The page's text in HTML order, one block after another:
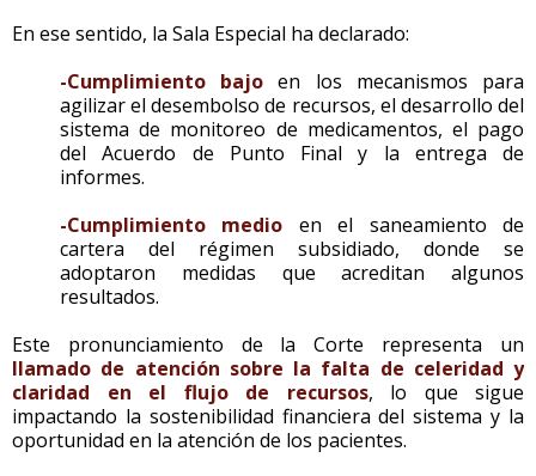
En ese sentido, la Sala Especial ha declarado:
-Cumplimiento bajo en los mecanismos para
agilizar el desembolso de recursos, el desarrollo del
sistema de monitoreo de medicamentos, el pago
del Acuerdo de Punto Final y la entrega de
informes.
-Cumplimiento medio en el saneamiento de
cartera del régimen subsidiado, donde se
adoptaron medidas que acreditan algunos
resultados.
Este pronunciamiento de la Corte representa un
llamado de atención sobre la falta de celeridad y
claridad en el flujo de recursos, lo que sigue
impactando la sostenibilidad financiera del sistema y la
oportunidad en la atención de los pacientes.